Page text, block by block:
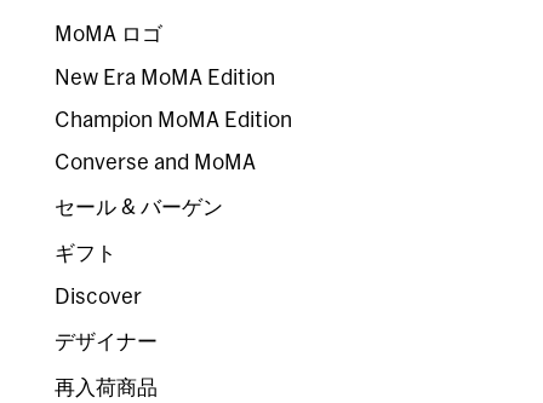
MoMA ロゴ
New Era MoMA Edition
Champion MoMA Edition
Converse and MoMA
セール & バーゲン
ギフト
Discover
デザイナー
再入荷商品